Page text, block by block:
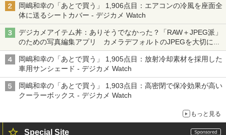
岡嶋和幸の「あとで買う」 1,906点目：エアコンの冷風を座面全
体に送るシートカバー - デジカメ Watch
デジカメアイテム丼：ありそうでなかった？「RAW＋JPEG派」
のための写真編集アプリ カメラデフォルトのJPEGを大切にす
る「Filmator」
岡嶋和幸の「あとで買う」 1,905点目：放射冷却素材を採用した
車用サンシェード - デジカメ Watch
岡嶋和幸の「あとで買う」 1,903点目：高密閉で保冷効果が高い
クーラーボックス - デジカメ Watch
もっと見る
Special Site